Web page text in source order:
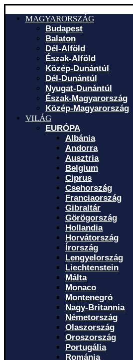
MAGYARORSZÁG
Budapest
Balaton
Dél-Alföld
Észak-Alföld
Közép-Dunántúl
Dél-Dunántúl
Nyugat-Dunántúl
Észak-Magyarország
Közép-Magyarország
VILÁG
EURÓPA
Albánia
Andorra
Ausztria
Belgium
Ciprus
Csehország
Franciaország
Gibraltár
Görögország
Hollandia
Horvátország
Írország
Lengyelország
Liechtenstein
Málta
Monaco
Montenegró
Nagy-Britannia
Németország
Olaszország
Oroszország
Portugália
Románia